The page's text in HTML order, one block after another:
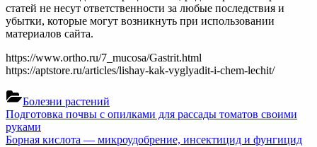
статей не несут ответственности за любые последствия и
убытки, которые могут возникнуть при использовании
материалов сайта.
https://www.ortho.ru/7_mucosa/Gastrit.html
https://aptstore.ru/articles/lishay-kak-vyglyadit-i-chem-lechit/
Болезни растений
Навигация
по
Previous
Post:
Подготовка почвы с опилками для рассады томатов своими
руками
Next
Борная кислота — микроудобрение, инсектицид и фунгицид